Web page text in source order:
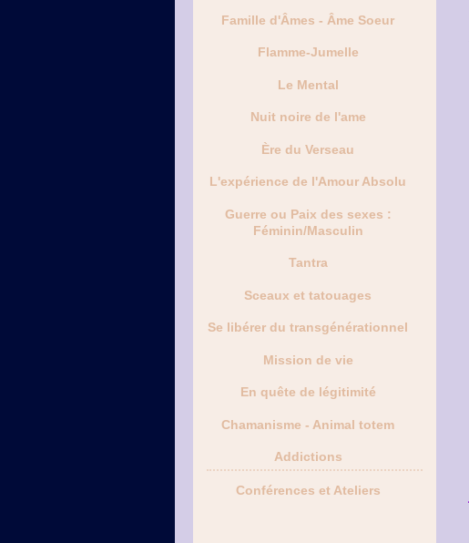
Famille d'Âmes - Âme Soeur
Flamme-Jumelle
Le Mental
Nuit noire de l'ame
Ère du Verseau
L'expérience de l'Amour Absolu
Guerre ou Paix des sexes :
Féminin/Masculin
Tantra
Sceaux et tatouages
Se libérer du transgénérationnel
Mission de vie
En quête de légitimité
Chamanisme - Animal totem
Addictions
Conférences et Ateliers